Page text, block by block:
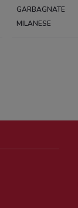
GARBAGNATE
MILANESE